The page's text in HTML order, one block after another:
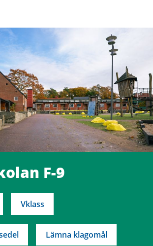
F-9
Vklass
Lämna klagomål